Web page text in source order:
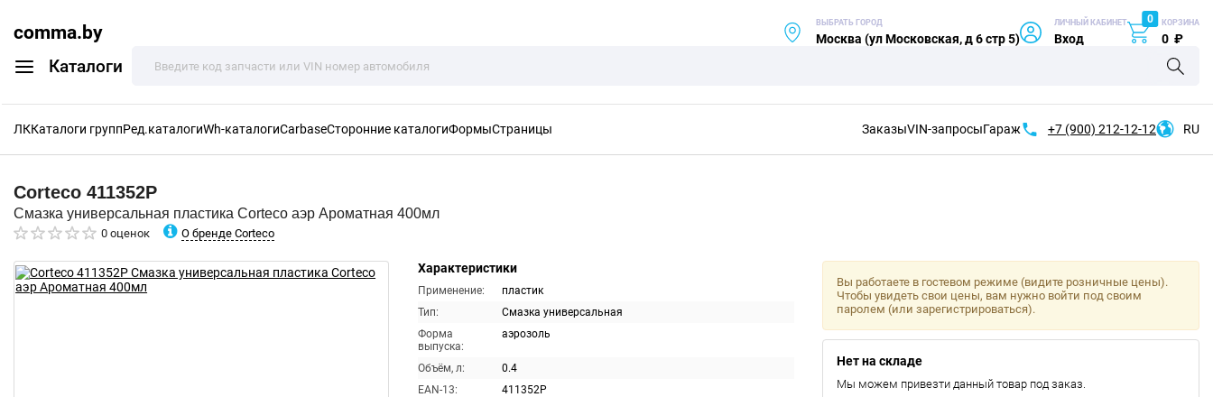
comma.by
Каталоги
ВЫБРАТЬ ГОРОД
Москва (ул Московская, д 6 стр 5)
ЛИЧНЫЙ КАБИНЕТ
Вход
0 КОРЗИНА
0 ₽
ЛККаталоги группРед.каталогиWh-каталогиCarbaseСторонние каталогиФормыСтраницы ЗаказыVIN-запросыГараж +7 (900) 212-12-12 RU
Corteco 411352P
Смазка универсальная пластика Corteco аэр Ароматная 400мл
0 оценок О бренде Corteco
Характеристики
Применение:
пластик
Тип:
Смазка универсальная
Форма
выпуска:
аэрозоль
Объём, л:
0.4
EAN-13:
411352P
Вы работаете в гостевом режиме (видите розничные цены).
Чтобы увидеть свои цены, вам нужно войти под своим
паролем (или зарегистрироваться).
Нет на складе
Мы можем привезти данный товар под заказ.